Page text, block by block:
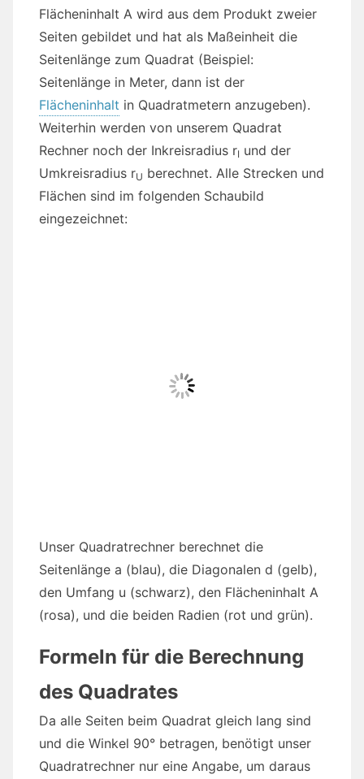
Flächeninhalt A wird aus dem Produkt zweier
Seiten gebildet und hat als Maßeinheit die
Seitenlänge zum Quadrat (Beispiel:
Seitenlänge in Meter, dann ist der
Flächeninhalt in Quadratmetern anzugeben).
Weiterhin werden von unserem Quadrat
Rechner noch der Inkreisradius rI und der
Umkreisradius rU berechnet. Alle Strecken und
Flächen sind im folgenden Schaubild
eingezeichnet:
Unser Quadratrechner berechnet die
Seitenlänge a (blau), die Diagonalen d (gelb),
den Umfang u (schwarz), den Flächeninhalt A
(rosa), und die beiden Radien (rot und grün).
Formeln für die Berechnung
des Quadrates
Da alle Seiten beim Quadrat gleich lang sind
und die Winkel 90° betragen, benötigt unser
Quadratrechner nur eine Angabe, um daraus